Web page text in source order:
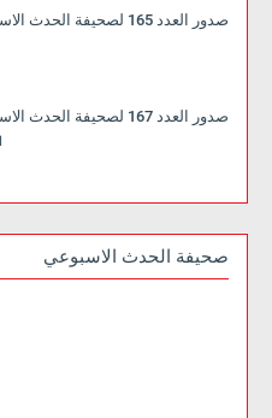
صدور العدد 165 لصحيفة الحدث الاسبوعي من لندن
صدور العدد 167 لصحيفة الحدث الاسبوعي من لندن
صحيفة الحدث الاسبوعي